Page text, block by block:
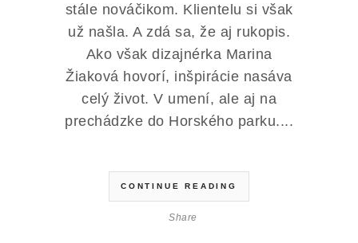
stále nováčikom. Klientelu si však
už našla. A zdá sa, že aj rukopis.
Ako však dizajnérka Marina
Žiaková hovorí, inšpirácie nasáva
celý život. V umení, ale aj na
prechádzke do Horského parku....
CONTINUE READING
Share